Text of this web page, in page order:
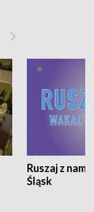
Ruszaj z
Śląsk